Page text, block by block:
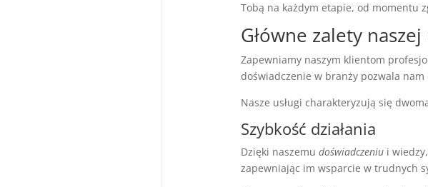
Tobą na każdym etapie, od momentu
Główne zalety naszej
Zapewniamy naszym klientom
doświadczenie w branży pozwala
Nasze usługi charakteryzują się
Szybkość działania
Dzięki naszemu doświadczeniui wiedzy,
zapewniając im wsparcie w trudnych